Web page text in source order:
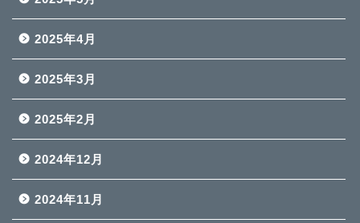
2025年4月
2025年3月
2025年2月
2024年12月
2024年11月